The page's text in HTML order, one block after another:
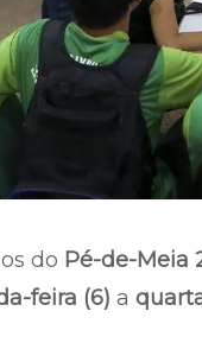
do Pé-de-Meia
feira (6) a